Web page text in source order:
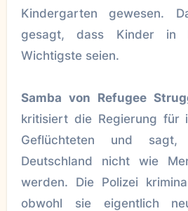
Kindergarten gewesen.
gesagt, dass Kinder in
Wichtigste seien.
Samba von Refugee
kritisiert die Regierung für
Geflüchteten und
Deutschland nicht wie
werden. Die Polizei
obwohl sie eigentlich